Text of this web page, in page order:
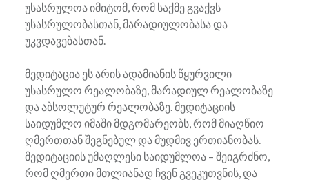
უსასრულოა იმიტომ, რომ საქმე გვაქვს
უსასრულობასთან, მარადიულობასა და
უკვდავებასთან.
მედიტაცია ეს არის ადამიანის წყურვილი
უსასრულო რეალობაზე, მარადიულ რეალობაზე
და აბსოლუტურ რეალობაზე. მედიტაციის
საიდუმლო იმაში მდგომარეობს, რომ მიაღწიო
ღმერთთან შეგნებულ და მუდმივ ერთიანობას.
მედიტაციის უმაღლესი საიდუმლოა – შეიგრძნო,
რომ ღმერთი მთლიანად ჩვენ გვეკუთვნის, და